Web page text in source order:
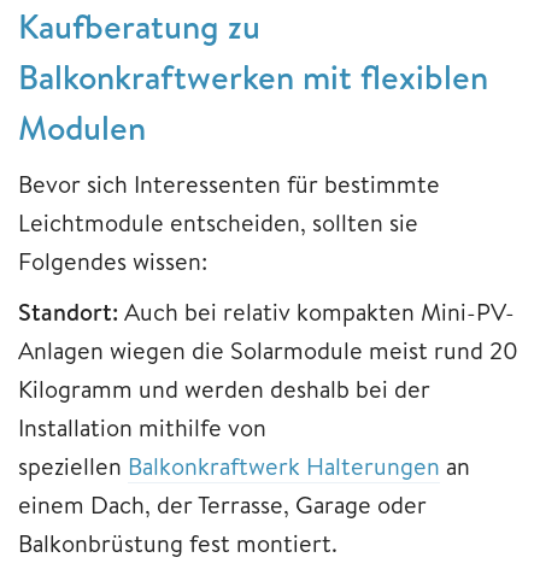
Kaufberatung zu
Balkonkraftwerken mit flexiblen
Modulen
Bevor sich Interessenten für bestimmte
Leichtmodule entscheiden, sollten sie
Folgendes wissen:
Standort: Auch bei relativ kompakten Mini-PV-
Anlagen wiegen die Solarmodule meist rund 20
Kilogramm und werden deshalb bei der
Installation mithilfe von
speziellen Balkonkraftwerk Halterungen an
einem Dach, der Terrasse, Garage oder
Balkonbrüstung fest montiert.